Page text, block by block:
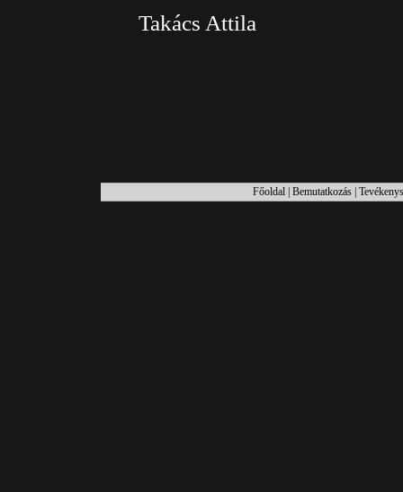
Takács Attila
Főoldal Bemutatkozás